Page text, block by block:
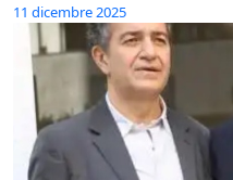
11 dicembre 2025